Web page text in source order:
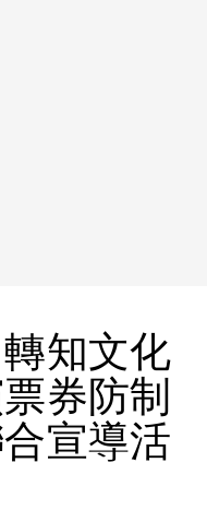
轉知文化
券防制
宣導活